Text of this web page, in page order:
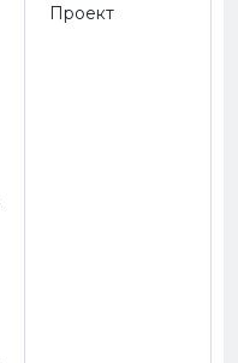
Проект